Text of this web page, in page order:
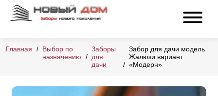
Главная
Выбор по
назначению
Заборы
для
дачи
Забор для дачи модель
Жалюзи вариант
«Модерн»